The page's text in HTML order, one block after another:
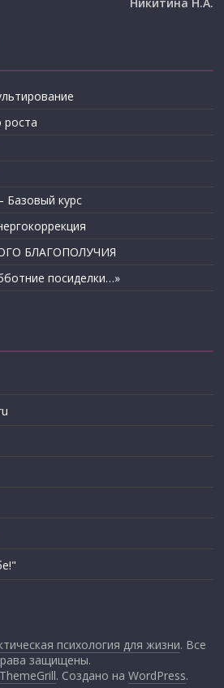
роста
курс
БЛАГОПОЛУЧИЯ
посиделки…»
психология для жизни. Все
защищены.
ThemeGrill. Создано наWordPress.